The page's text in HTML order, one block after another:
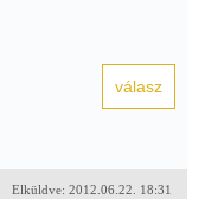
Elküldve: 2012.06.22. 18:31